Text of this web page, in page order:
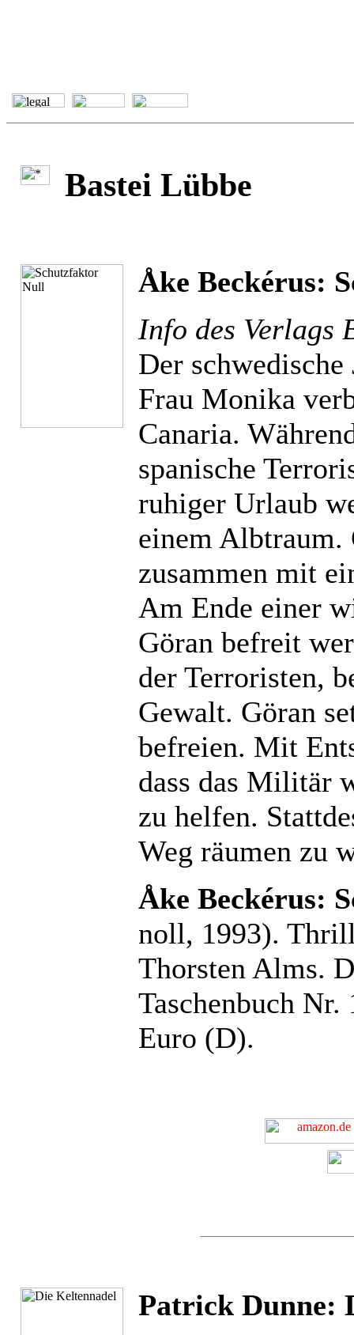
Bastei Lübbe
Åke Beckérus:
Info des Verlags
Der
Frau Monika
Canaria.
spanische
ruhiger Urlaub
einem Albtraum.
zusammen mit
Am Ende einer
Göran befreit
der Terroristen,
Gewalt. Göran
befreien. Mit
dass das Militär
zu helfen.
Weg räumen zu
Åke Beckérus:
noll, 1993).
Thorsten Alms.
Taschenbuch
Euro (D).
Patrick Dunne: